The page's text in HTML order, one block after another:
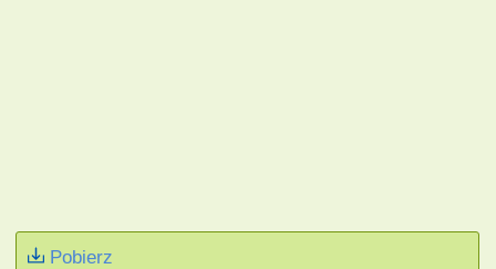
Pobierz